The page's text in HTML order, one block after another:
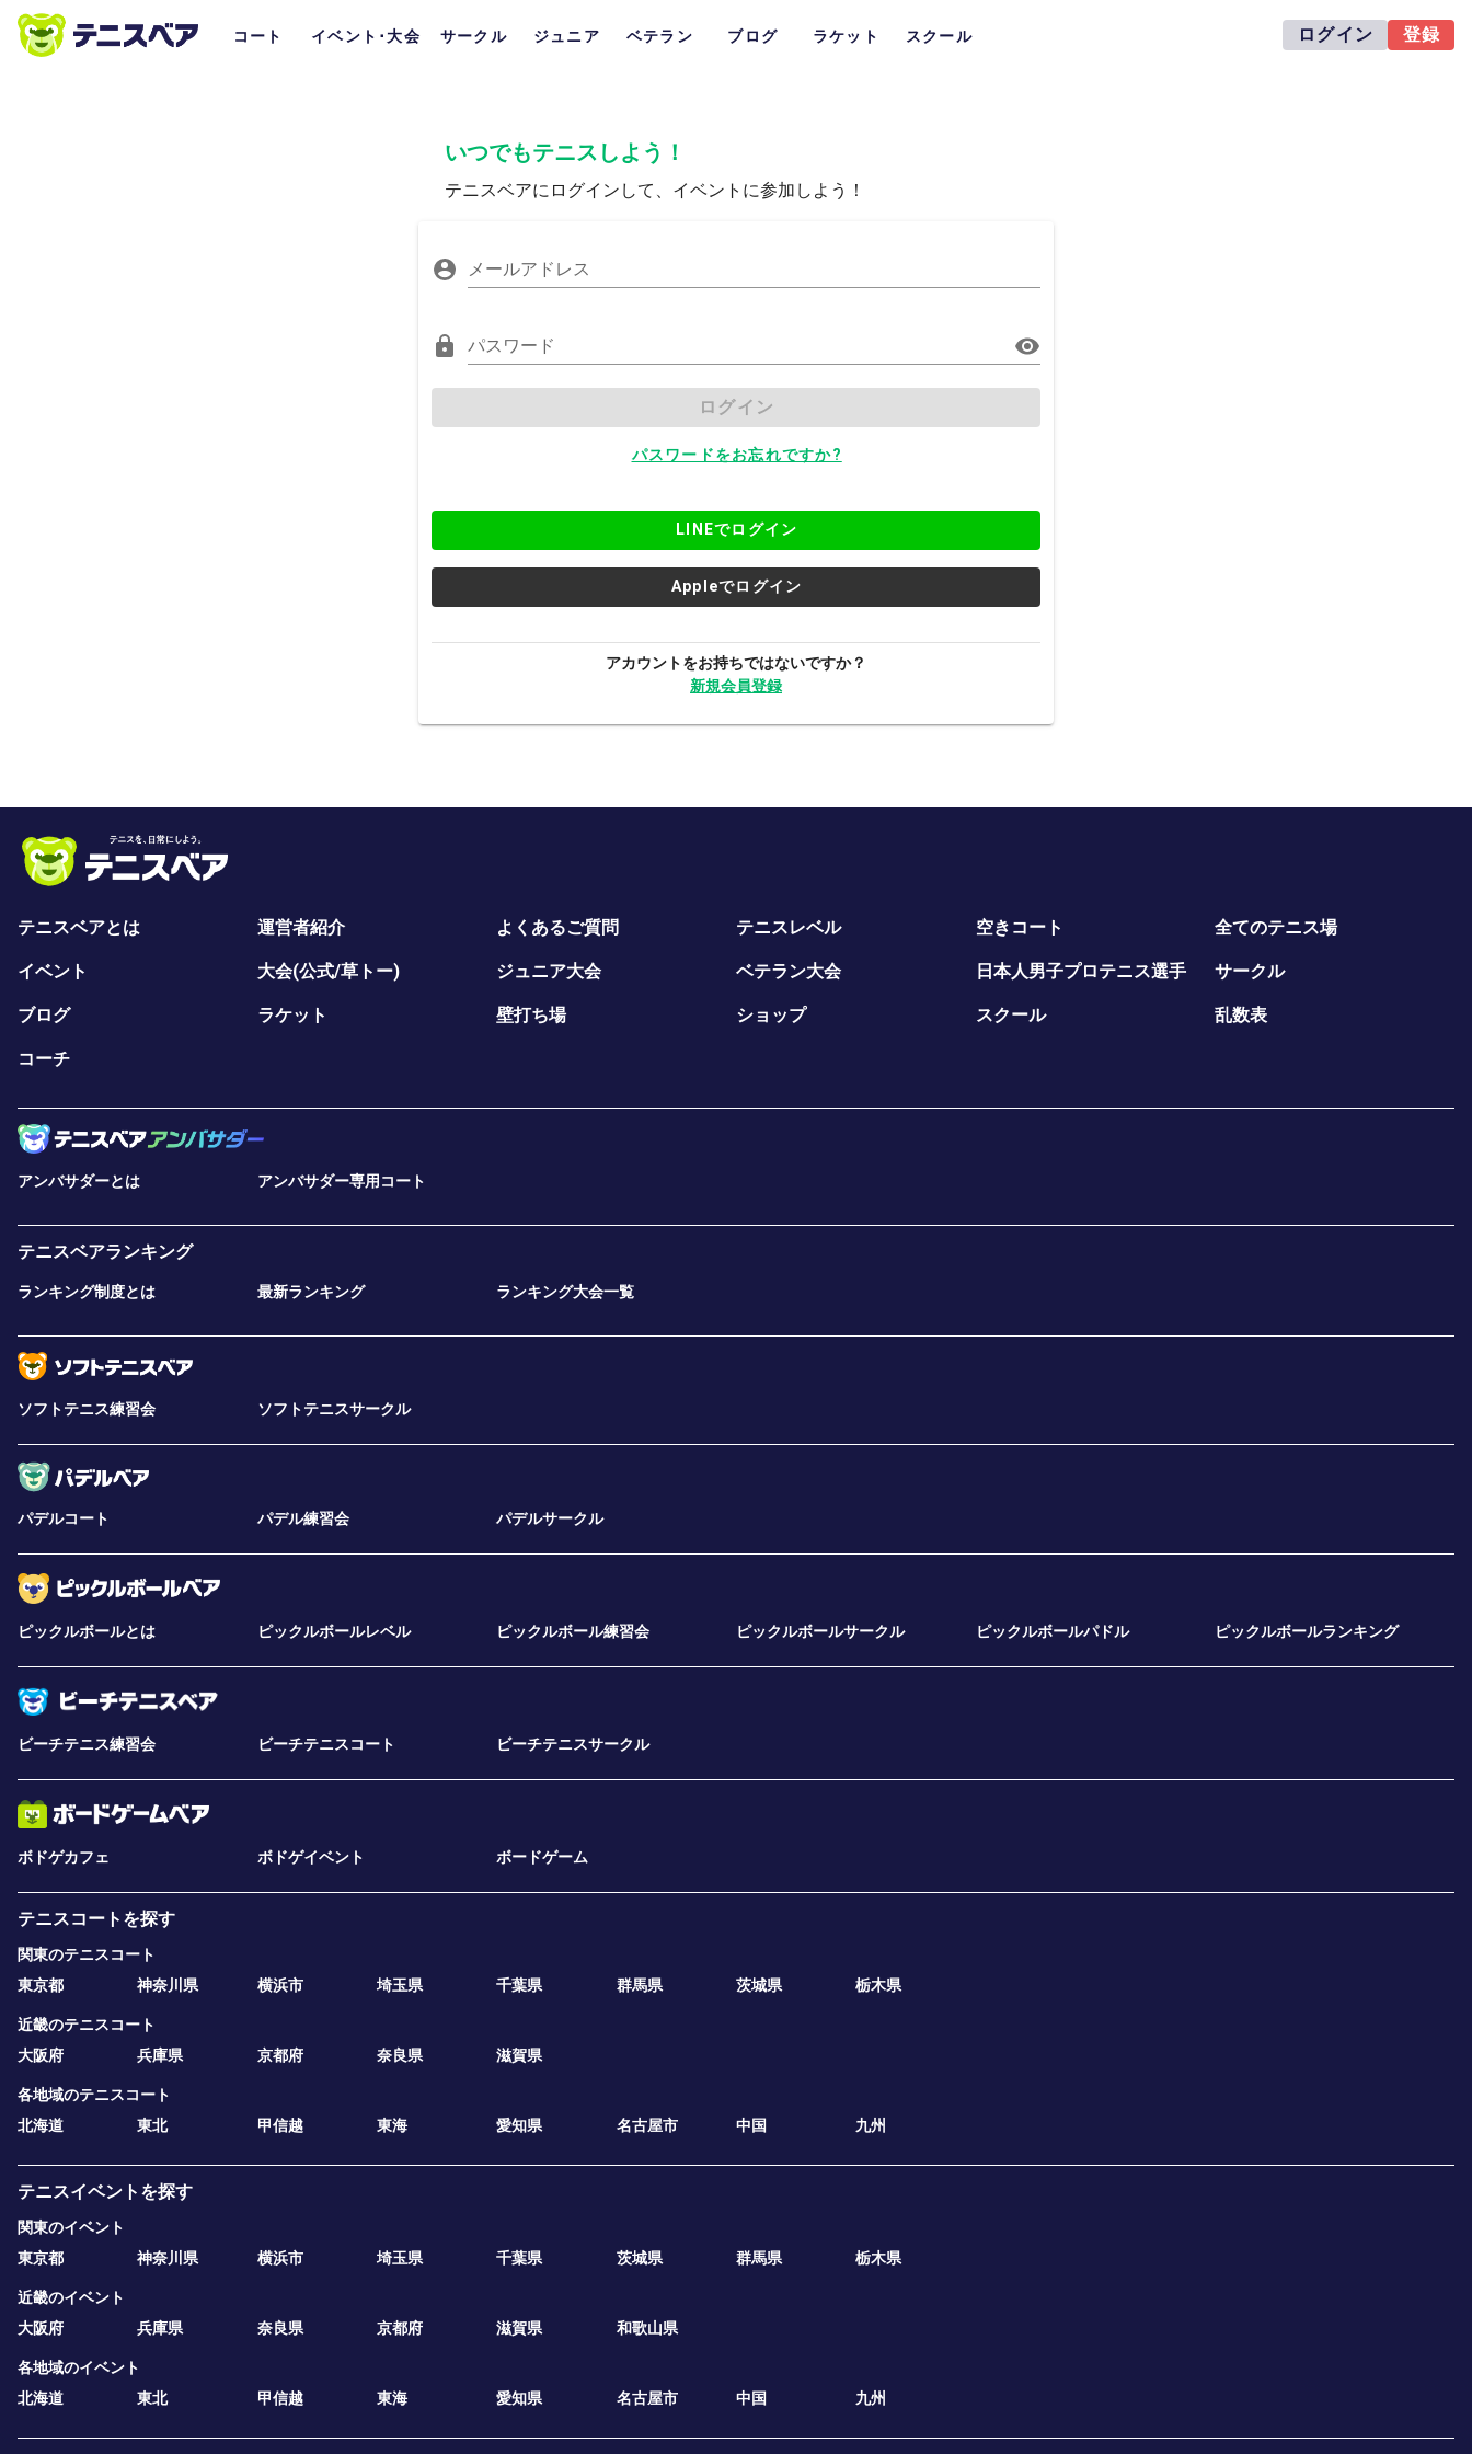
コート イベント･大会 サークル ジュニア ベテラン ブログ ラケット スクール ログイン 登録
いつでもテニスしよう！
テニスベアにログインして、イベントに参加しよう！
メールアドレス
パスワード
ログイン
パスワードをお忘れですか?
LINEでログイン
Appleでログイン
アカウントをお持ちではないですか？
新規会員登録
テニスベアとは 運営者紹介 よくあるご質問 テニスレベル 空きコート 全てのテニス場
イベント 大会(公式/草トー) ジュニア大会 ベテラン大会 日本人男子プロテニス選手 サークル
ブログ ラケット 壁打ち場 ショップ スクール 乱数表
コーチ
アンバサダーとは アンバサダー専用コート
テニスベアランキング
ランキング制度とは 最新ランキング ランキング大会一覧
ソフトテニス練習会 ソフトテニスサークル
パデルコート パデル練習会 パデルサークル
ピックルボールとは ピックルボールレベル ピックルボール練習会 ピックルボールサークル ピックルボールパドル ピックルボールランキング
ビーチテニス練習会 ビーチテニスコート ビーチテニスサークル
ボドゲカフェ ボドゲイベント ボードゲーム
テニスコートを探す
関東のテニスコート
東京都
神奈川県 横浜市 埼玉県 千葉県 群馬県 茨城県 栃木県
近畿のテニスコート
大阪府
兵庫県 京都府 奈良県 滋賀県
各地域のテニスコート
北海道
東北 甲信越 東海 愛知県 名古屋市 中国 九州
テニスイベントを探す
関東のイベント
東京都
神奈川県 横浜市 埼玉県 千葉県 茨城県 群馬県 栃木県
近畿のイベント
大阪府
兵庫県 奈良県 京都府 滋賀県 和歌山県
各地域のイベント
北海道
東北 甲信越 東海 愛知県 名古屋市 中国 九州